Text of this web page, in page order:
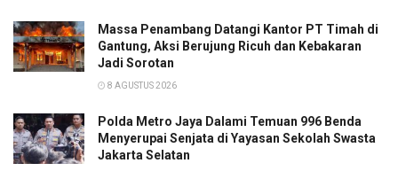
Massa Penambang Datangi Kantor PT Timah di
Gantung, Aksi Berujung Ricuh dan Kebakaran
Jadi Sorotan
8 AGUSTUS 2026
Polda Metro Jaya Dalami Temuan 996 Benda
Menyerupai Senjata di Yayasan Sekolah Swasta
Jakarta Selatan